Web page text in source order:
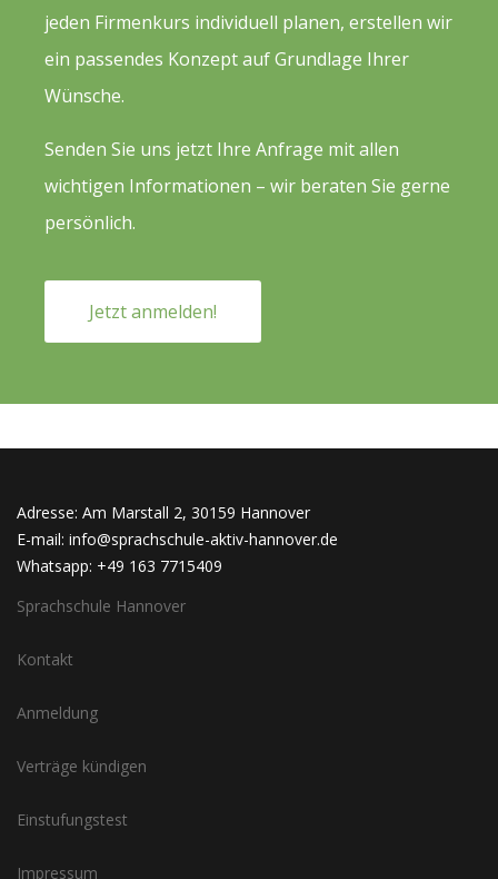
jeden Firmenkurs individuell planen, erstellen wir
ein passendes Konzept auf Grundlage Ihrer
Wünsche.
Senden Sie uns jetzt Ihre Anfrage mit allen
wichtigen Informationen – wir beraten Sie gerne
persönlich.
Jetzt anmelden!
Adresse: Am Marstall 2, 30159 Hannover
E-mail: info@sprachschule-aktiv-hannover.de
Whatsapp: +49 163 7715409
Sprachschule Hannover
Kontakt
Anmeldung
Verträge kündigen
Einstufungstest
Impressum